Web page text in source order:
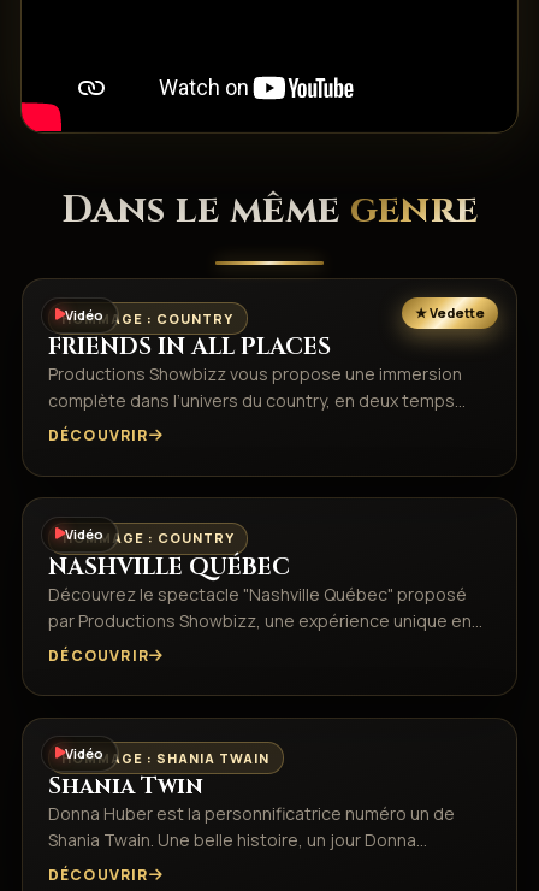
Dans le même genre
Vidéo
HOMMAGE : COUNTRY
FRIENDS IN ALL PLACES
Productions Showbizz vous propose une immersion
complète dans l’univers du country, en deux temps…
DÉCOUVRIR
Vidéo
HOMMAGE : COUNTRY
NASHVILLE QUÉBEC
Découvrez le spectacle "Nashville Québec" proposé
par Productions Showbizz, une expérience unique en…
DÉCOUVRIR
Vidéo
HOMMAGE : SHANIA TWAIN
Shania Twin
Donna Huber est la personnificatrice numéro un de
Shania Twain. Une belle histoire, un jour Donna…
DÉCOUVRIR